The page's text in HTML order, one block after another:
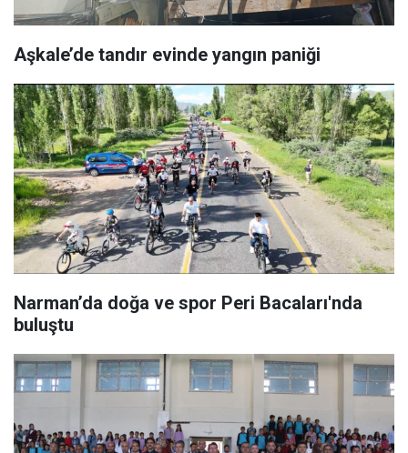
Aşkale’de tandır evinde yangın paniği
Narman’da doğa ve spor Peri Bacaları'nda
buluştu